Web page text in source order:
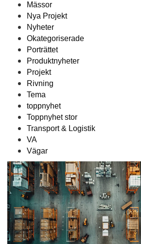
Mässor
Nya Projekt
Nyheter
Okategoriserade
Porträttet
Produktnyheter
Projekt
Rivning
Tema
toppnyhet
Toppnyhet stor
Transport & Logistik
VA
Vägar